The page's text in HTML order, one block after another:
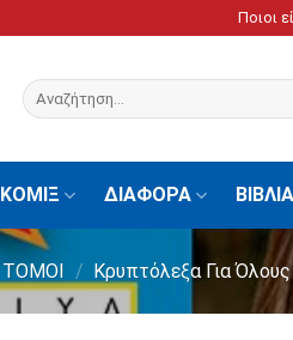
Ποιοι
Αναζήτηση
για:
ΚΟΜΙΞ ΔΙΑΦΟΡΑ
ΤΟΜΟΙ / Κρυπτόλεξα Για Όλους